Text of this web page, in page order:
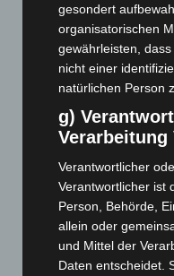
Celle: Mensch stirbt bei
5. August 2026
Gasleitung bei
5. August 2026
Anklage nach
3. August 2026
Hannover: Polizei
gesondert
organisatorischen
gewährleisten,
nicht einer
natürlichen Person
g)
Verantwortlicher
Verantwortlicher ist
Person, Behörde,
allein oder
und Mittel der
Daten entscheidet.